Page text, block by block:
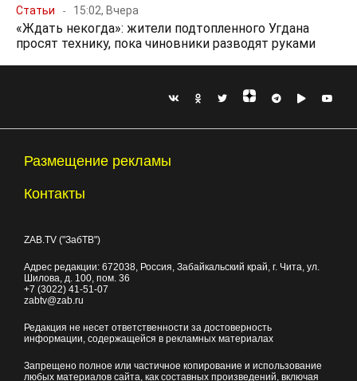
Статьи 15:02, Вчера
«Ждать некогда»: жители подтопленного Угдана
просят технику, пока чиновники разводят руками
Размещение рекламы
Контакты
ZAB.TV ("ЗабТВ")
Адрес редакции: 672038, Россия, Забайкальский край, г. Чита, ул.
Шилова, д. 100, пом. 36
+7 (3022) 41-51-07
zabtv@zab.ru
Редакция не несет ответственности за достоверность
информации, содержащейся в рекламных материалах
Запрещено полное или частичное копирование и использование
любых материалов сайта, как составных произведений, включая